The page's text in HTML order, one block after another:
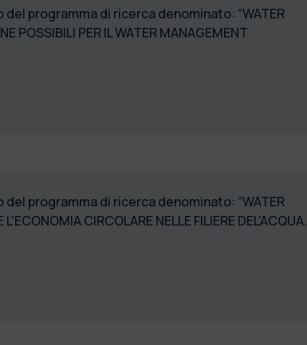
programma di ricerca denominato: “WATER
POSSIBILI PER IL WATER MANAGEMENT.
programma di ricerca denominato: “WATER
CIRCOLARE NELLE FILIERE DEL'ACQUA.